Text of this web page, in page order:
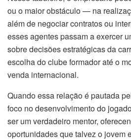
ou o maior obstáculo — na
além de negociar contratos ou
esses agentes passam a exercer
sobre decisões estratégicas da
escolha do clube formador até o
venda internacional.
Quando essa relação é pautada
foco no desenvolvimento do
ser um verdadeiro mentor,
oportunidades que talvez o jovem